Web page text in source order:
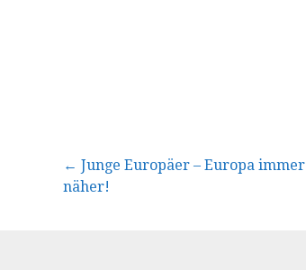
Beitragsnavigation
← Junge Europäer – Europa immer
näher!